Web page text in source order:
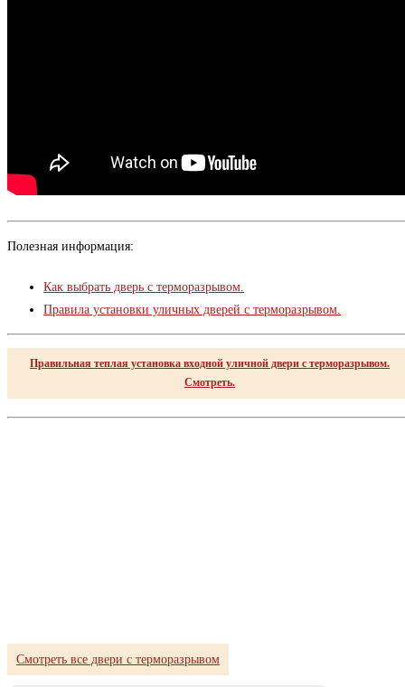
Полезная информация:
Как выбрать дверь с терморазрывом.
Правила установки уличных дверей с терморазрывом.
Правильная теплая установка входной уличной двери с терморазрывом.
Смотреть.
Смотреть все двери с терморазрывом